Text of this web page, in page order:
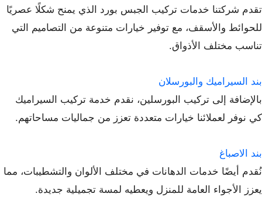
تقدم شركتنا خدمات تركيب الجبس بورد الذي يمنح شكلًا عصريًا
للحوائط والأسقف، مع توفير خيارات متنوعة من التصاميم التي
تناسب مختلف الأذواق.
بند السيراميك والبورسلان
بالإضافة إلى تركيب البورسلين، نقدم خدمة تركيب السيراميك
كي نوفر لعملائنا خيارات متعددة تعزز من جماليات مساحاتهم.
بند الاصباغ
نُقدم أيضًا خدمات الدهانات في مختلف الألوان والتشطيبات، مما
يعزز الأجواء العامة للمنزل ويعطيه لمسة تجميلية جديدة.